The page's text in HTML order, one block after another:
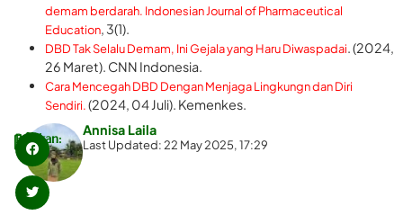
demam berdarah. Indonesian Journal of Pharmaceutical
Education, 3(1).
DBD Tak Selalu Demam, Ini Gejala yang Haru Diwaspadai. (2024,
26 Maret). CNN Indonesia.
Cara Mencegah DBD Dengan Menjaga Lingkungn dan Diri
Sendiri.(2024, 04 Juli). Kemenkes.
Annisa Laila
Last Updated: 22 May 2025, 17:29
Bagikan: